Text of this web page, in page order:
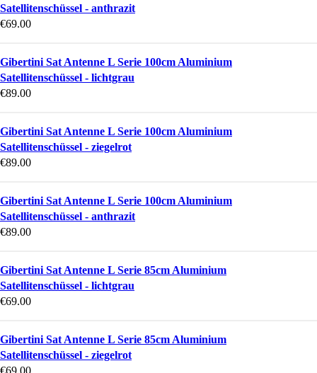
Satellitenschüssel - anthrazit
€69.00
Gibertini Sat Antenne L Serie 100cm Aluminium
Satellitenschüssel - lichtgrau
€89.00
Gibertini Sat Antenne L Serie 100cm Aluminium
Satellitenschüssel - ziegelrot
€89.00
Gibertini Sat Antenne L Serie 100cm Aluminium
Satellitenschüssel - anthrazit
€89.00
Gibertini Sat Antenne L Serie 85cm Aluminium
Satellitenschüssel - lichtgrau
€69.00
Gibertini Sat Antenne L Serie 85cm Aluminium
Satellitenschüssel - ziegelrot